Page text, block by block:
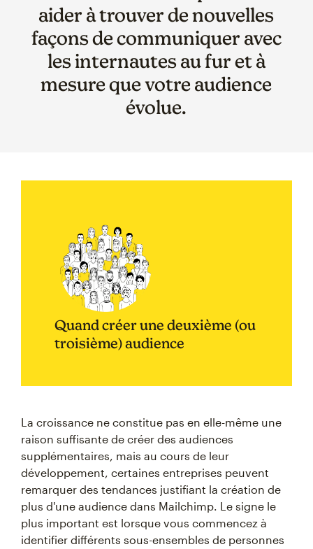
aider à trouver de nouvelles
façons de communiquer avec
les internautes au fur et à
mesure que votre audience
évolue.
Quand créer une deuxième (ou
troisième) audience
La croissance ne constitue pas en elle-même une
raison suffisante de créer des audiences
supplémentaires, mais au cours de leur
développement, certaines entreprises peuvent
remarquer des tendances justifiant la création de
plus d'une audience dans Mailchimp. Le signe le
plus important est lorsque vous commencez à
identifier différents sous-ensembles de personnes